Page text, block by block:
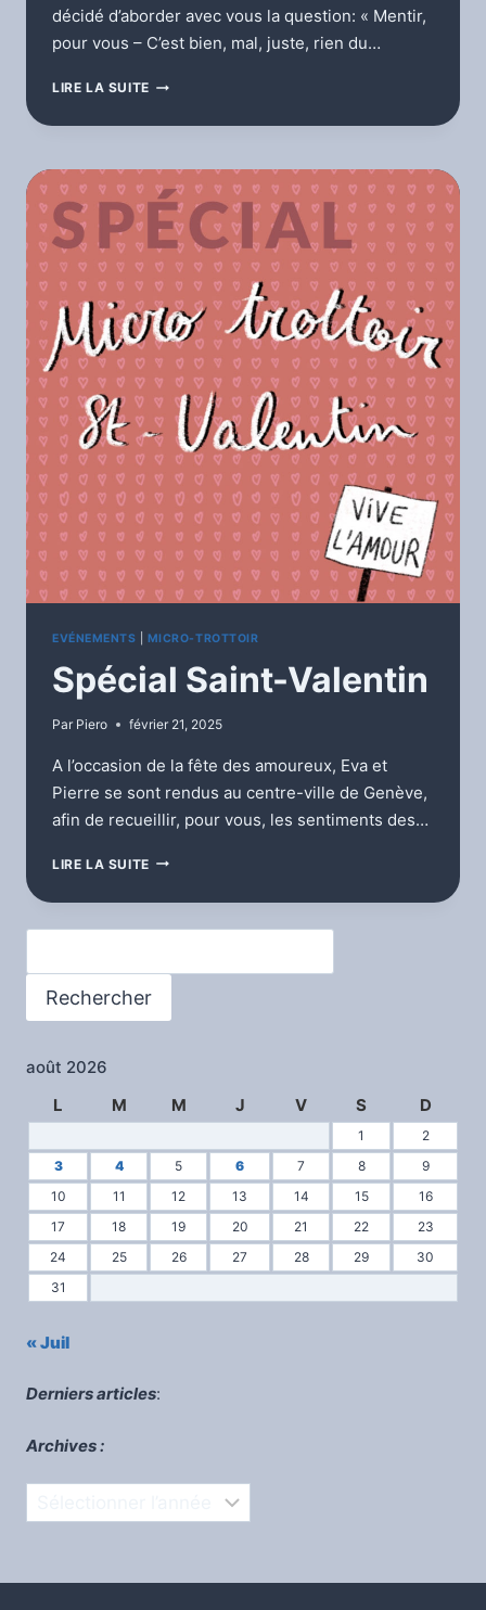
décidé d’aborder avec vous la question: « Mentir,
pour vous – C’est bien, mal, juste, rien du…
LIRE LA SUITE MICRO
MENSONGE
EVÉNEMENTS MICRO-TROTTOIR
Spécial Saint-Valentin
Par Piero février 21, 2025
A l’occasion de la fête des amoureux, Eva et
Pierre se sont rendus au centre-ville de Genève,
afin de recueillir, pour vous, les sentiments des…
LIRE LA SUITE SPÉCIAL
VALENTIN
Rechercher
août 2026
L
M M J V S D
1
2
3
4 5 6 7 8
9
10
11 12 13 14 15
16
17
18 19 20 21 22
23
24
25 26 27 28 29
30
31
« Juil
Derniers articles:
Archives :